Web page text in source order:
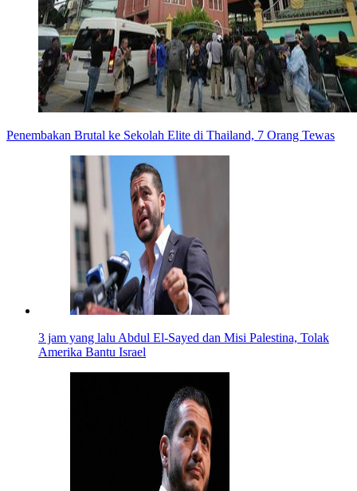
Penembakan Brutal ke Sekolah Elite di Thailand, 7 Orang Tewas
3 jam yang laluAbdul El-Sayed dan Misi Palestina, Tolak
Amerika Bantu Israel